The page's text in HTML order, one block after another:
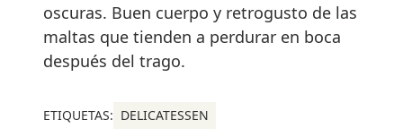
oscuras. Buen cuerpo y retrogusto de las
maltas que tienden a perdurar en boca
después del trago.
ETIQUETAS: DELICATESSEN